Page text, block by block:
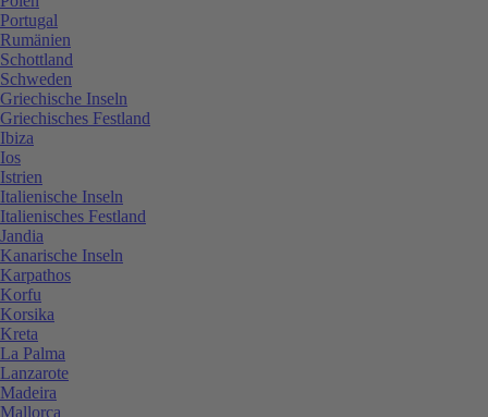
Portugal
Rumänien
Schottland
Schweden
Griechische Inseln
Griechisches Festland
Ibiza
Ios
Istrien
Italienische Inseln
Italienisches Festland
Jandia
Kanarische Inseln
Karpathos
Korfu
Korsika
Kreta
La Palma
Lanzarote
Madeira
Mallorca